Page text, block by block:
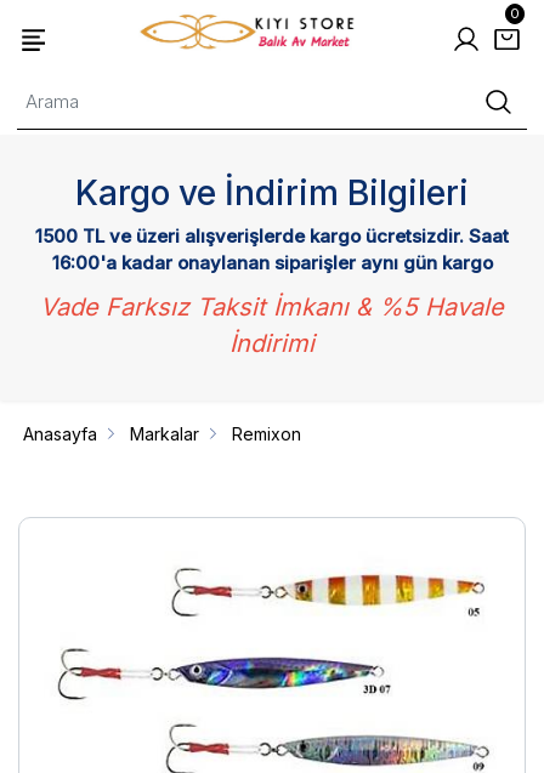
0
Kargo ve İndirim Bilgileri
1500 TL ve üzeri alışverişlerde kargo ücretsizdir. Saat
16:00'a kadar onaylanan siparişler aynı gün kargo
Vade Farksız Taksit İmkanı & %5 Havale
İndirimi
Anasayfa Markalar Remixon